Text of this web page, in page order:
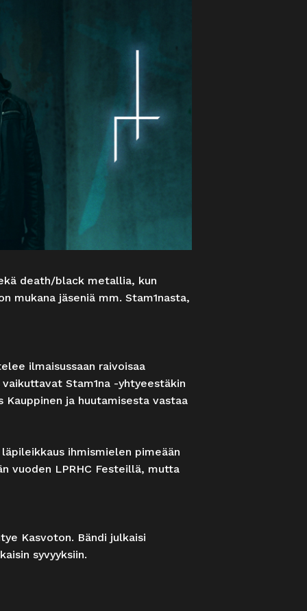
death/black metallia, kun
mukana jäseniä mm. Stam1nasta,
ilmaisussaan raivoisaa
Stam1na -yhtyeestäkin
ja huutamisesta vastaa
ihmismielen pimeään
vuoden LPRHC Festeillä, mutta
Kasvoton. Bändi julkaisi
syvyyksiin.